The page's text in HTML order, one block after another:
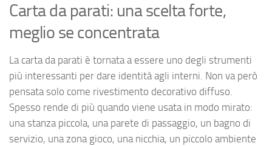
Carta da parati: una scelta forte,
meglio se concentrata
La carta da parati è tornata a essere uno degli strumenti
più interessanti per dare identità agli interni. Non va però
pensata solo come rivestimento decorativo diffuso.
Spesso rende di più quando viene usata in modo mirato:
una stanza piccola, una parete di passaggio, un bagno di
servizio, una zona gioco, una nicchia, un piccolo ambiente